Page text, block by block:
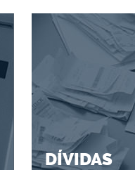
DÍVIDAS